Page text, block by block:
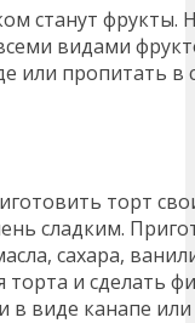
станут фрукты.
видами
или пропитать в
торт
сладким.
сахара,
и сделать
в виде канапе